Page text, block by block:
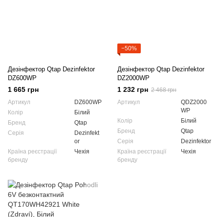
Дезінфектор Qtap Dezinfektor
DZ600WP
1 665 грн
Артикул
DZ600WP
Колір
Білий
Бренд
Qtap
Серія
Dezinfekt
or
Країна реєстрації
бренду
Чехія
−50%
Дезінфектор Qtap Dezinfektor
DZ2000WP
1 232 грн 2 468 грн
Артикул
QDZ2000
WP
Колір
Білий
Бренд
Qtap
Серія
Dezinfektor
Країна реєстрації
бренду
Чехія